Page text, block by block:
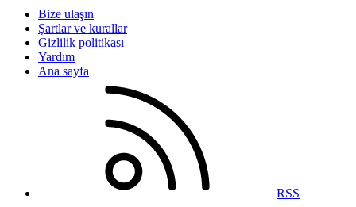
Bize ulaşın
Şartlar ve kurallar
Gizlilik politikası
Yardım
Ana sayfa
RSS